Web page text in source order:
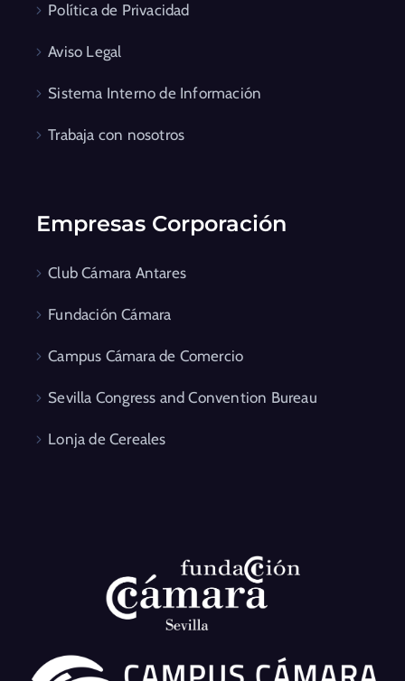
Política de Privacidad
Aviso Legal
Sistema Interno de Información
Trabaja con nosotros
Empresas Corporación
Club Cámara Antares
Fundación Cámara
Campus Cámara de Comercio
Sevilla Congress and Convention Bureau
Lonja de Cereales